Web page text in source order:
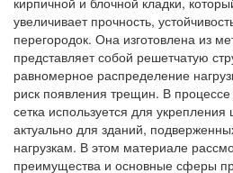
увеличивает прочность,
перегородок. Она изготовлена из
представляет собой решетчатую
равномерное распределение
риск появления трещин. В процессе
сетка используется для
актуально для зданий,
нагрузкам. В этом материале
преимущества и основные сферы